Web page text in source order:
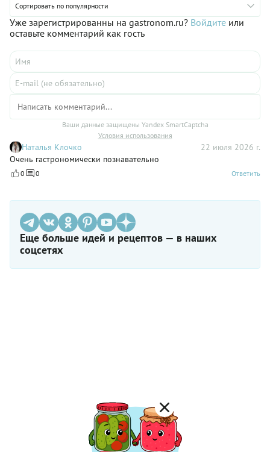
Сортировать по популярности
Уже зарегистрированны на gastronom.ru? Войдите или
оставьте комментарий как гость
Ваши данные защищены Yandex SmartCaptcha
Условия использования
Наталья Клочко
22 июля 2026 г.
Очень гастрономически познавательно
0 0 Ответить
Еще больше идей и рецептов — в наших
соцсетях